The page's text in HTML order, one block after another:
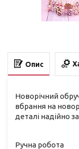
Опис
Новорічний
вбрання на
деталі надійно
Ручна робота